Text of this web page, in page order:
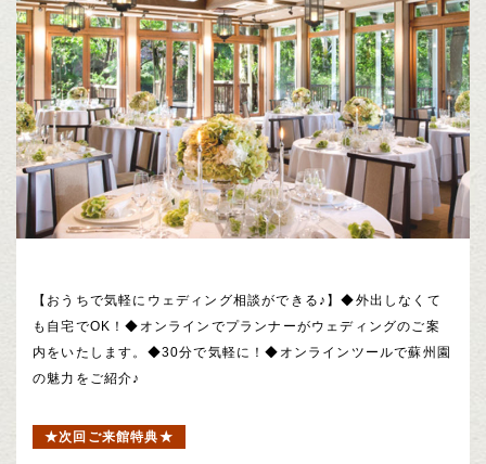
【おうちで気軽にウェディング相談ができる♪】◆外出しなくて
も自宅でOK！◆オンラインでプランナーがウェディングのご案
内をいたします。◆30分で気軽に！◆オンラインツールで蘇州園
の魅力をご紹介♪
★次回ご来館特典★